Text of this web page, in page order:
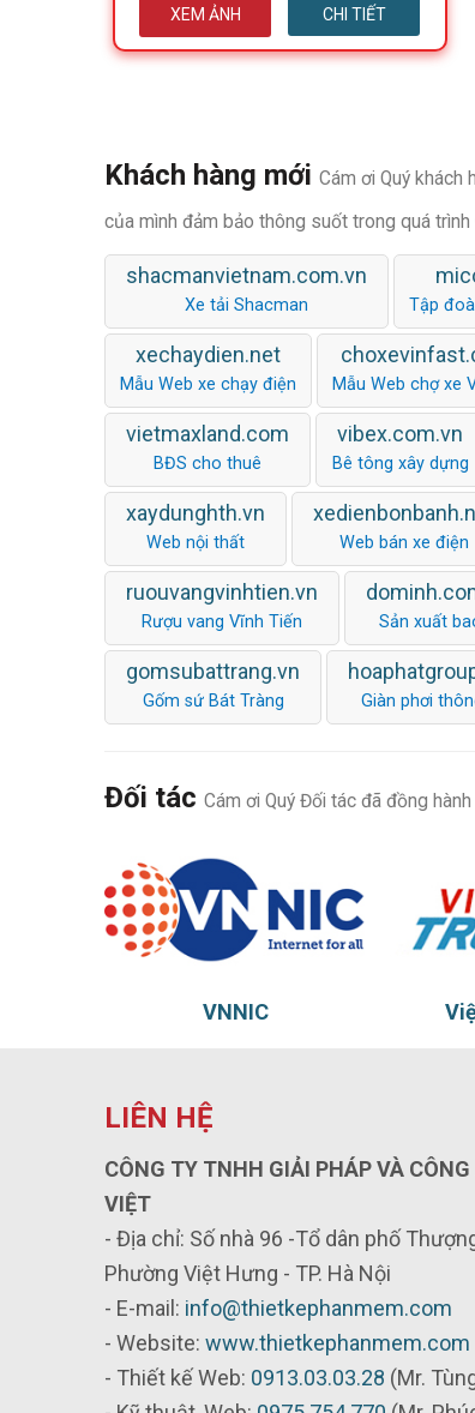
XEM ẢNH CHI TIẾT
Khách hàng mới Cám ơi Quý khách
của mình đảm bảo thông suốt trong quá
shacmanvietnam.com.vn
Xe tải Shacman Tập
xechaydien.net
Mẫu Web xe chạy điện Mẫu Web chợ xe
vietmaxland.com
BĐS cho thuê
vibex.com.vn
Bê tông xây dựng
xaydunghth.vn
Web nội thất Web bán xe điện
ruouvangvinhtien.vn
Rượu vang Vĩnh Tiến Sản xuất
gomsubattrang.vn
Gốm sứ Bát Tràng Giàn phơi
Đối tác Cám ơi Quý Đối tác đã đồng
Việt Nam Truct
LIÊN HỆ
CÔNG TY TNHH GIẢI PHÁP VÀ CÔNG
VIỆT
- Địa chỉ: Số nhà 96 -Tổ dân phố
Phường Việt Hưng - TP. Hà Nội
- E-mail: info@thietkephanmem.com
- Website: www.thietkephanmem.com
- Thiết kế Web: 0913.03.03.28 (Mr.